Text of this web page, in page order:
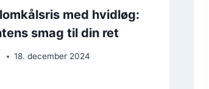
med hvidløg:
smag til din ret
18. december 2024